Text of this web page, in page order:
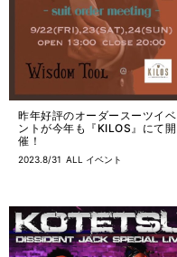
昨年好評のオーダースーツイベ
ントが今年も『KILOS』にて開
催！
2023.8/31 ALL イベント